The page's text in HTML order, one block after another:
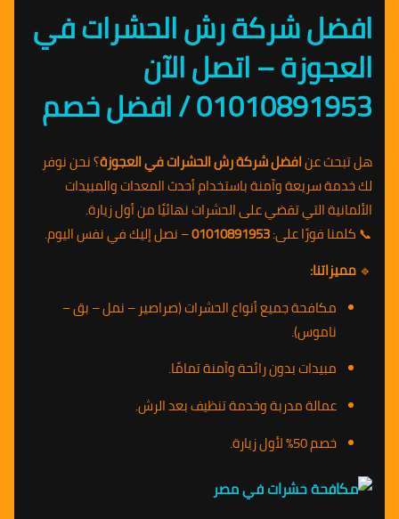
افضل شركة رش الحشرات في
العجوزة – اتصل الآن
01010891953 / افضل خصم
هل تبحث عنافضل شركة رش الحشرات في العجوزة؟ نحن نوفر
لك خدمة سريعة وآمنة باستخدام أحدث المعدات والمبيدات
الألمانية التي تقضي على الحشرات نهائيًا من أول زيارة.
📞 كلمنا فورًا على:01010891953– نصل إليك في نفس اليوم.
🔹مميزاتنا:
مكافحة جميع أنواع الحشرات (صراصير – نمل – بق –
ناموس).
مبيدات بدون رائحة وآمنة تمامًا.
عمالة مدربة وخدمة تنظيف بعد الرش.
خصم 50% لأول زيارة.